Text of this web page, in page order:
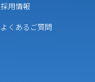
採用情報
よくあるご質問